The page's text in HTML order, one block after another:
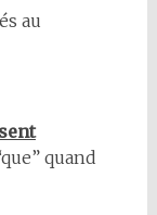
au
quand